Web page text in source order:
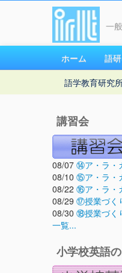
一
ホーム 語
語学教育研究
講習会
08/07 ⑭ア・ラ・
08/10 ⑮ア・ラ・
08/22 ⑯ア・ラ・
08/29 ⑰授業づく
08/30 ⑱授業づく
一覧...
小学校英語